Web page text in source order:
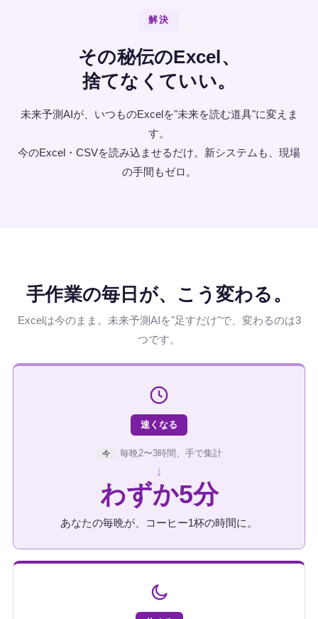
解決
その秘伝のExcel、
捨てなくていい。
未来予測AIが、いつものExcelを"未来を読む道具"に変えま
す。
今のExcel・CSVを読み込ませるだけ。新システムも、現場
の手間もゼロ。
手作業の毎日が、こう変わる。
Excelは今のまま。未来予測AIを"足すだけ"で、変わるのは3
つです。
速くなる
今 毎晩2〜3時間、手で集計
↓
わずか5分
あなたの毎晩が、コーヒー1杯の時間に。